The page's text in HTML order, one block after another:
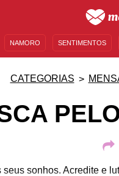
NAMORO SENTIMENTOS
CATEGORIAS
sonhos. Acredite e